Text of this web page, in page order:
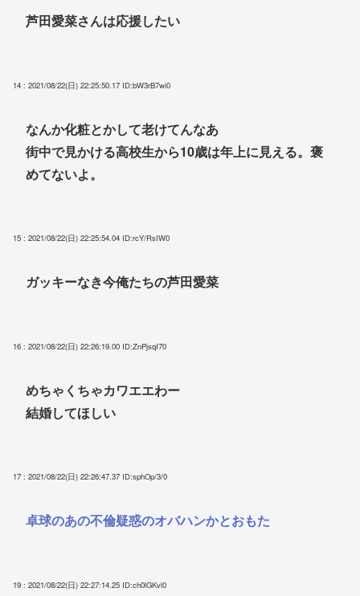
芦田愛菜さんは応援したい
14 : 2021/08/22(日) 22:25:50.17 ID:bW3rB7wi0
なんか化粧とかして老けてんなあ
街中で見かける高校生から10歳は年上に見える。褒
めてないよ。
15 : 2021/08/22(日) 22:25:54.04 ID:rcY/RsIW0
ガッキーなき今俺たちの芦田愛菜
16 : 2021/08/22(日) 22:26:19.00 ID:ZnPjsqI70
めちゃくちゃカワエエわー
結婚してほしい
17 : 2021/08/22(日) 22:26:47.37 ID:sphOp/3/0
卓球のあの不倫疑惑のオバハンかとおもた
19 : 2021/08/22(日) 22:27:14.25 ID:ch0lGKvl0